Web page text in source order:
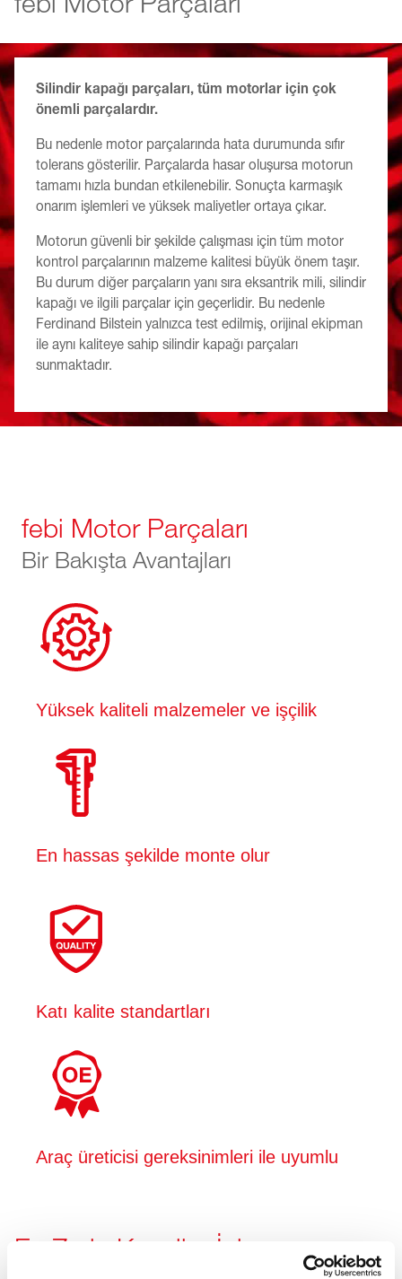
Silindir kapağı parçaları, tüm motorlar için çok
önemli parçalardır.
Bu nedenle motor parçalarında hata durumunda sıfır
tolerans gösterilir. Parçalarda hasar oluşursa motorun
tamamı hızla bundan etkilenebilir. Sonuçta karmaşık
onarım işlemleri ve yüksek maliyetler ortaya çıkar.
Motorun güvenli bir şekilde çalışması için tüm motor
kontrol parçalarının malzeme kalitesi büyük önem taşır.
Bu durum diğer parçaların yanı sıra eksantrik mili, silindir
kapağı ve ilgili parçalar için geçerlidir. Bu nedenle
Ferdinand Bilstein yalnızca test edilmiş, orijinal ekipman
ile aynı kaliteye sahip silindir kapağı parçaları
sunmaktadır.
febi Motor Parçaları
Bir Bakışta Avantajları
Yüksek kaliteli malzemeler ve işçilik
En hassas şekilde monte olur
Katı kalite standartları
Araç üreticisi gereksinimleri ile uyumlu
En Zorlu Koşullar İçin